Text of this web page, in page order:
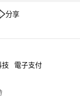
分享
技 電子支付